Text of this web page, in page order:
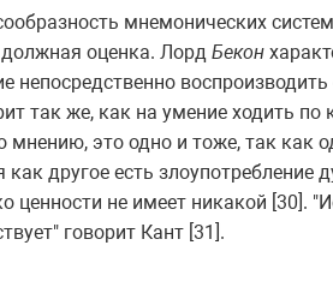
мнемонических
оценка. Лорд Бекон
непосредственно
так же, как на умение ходить
мнению, это одно и тоже, так как
как другое есть
ценности не имеет никакой [30].
говорит Кант [31].